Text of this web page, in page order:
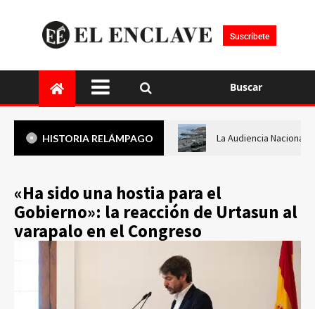
Suscríbete
Buscar
HISTORIA RELÁMPAGO La Audiencia Nacional
«Ha sido una hostia para el
Gobierno»: la reacción de Urtasun al
varapalo en el Congreso